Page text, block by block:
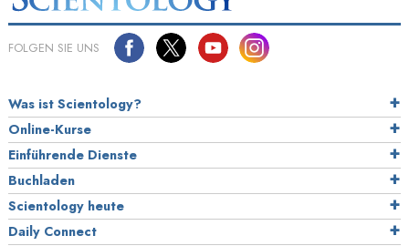
FOLGEN SIE UNS
Was ist Scientology?
Online-Kurse
Einführende Dienste
Buchladen
Scientology heute
Daily Connect